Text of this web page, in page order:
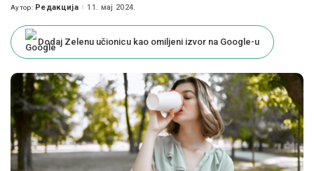
Posted
Аутор: Редакција 11. мај 2024.
Dodaj Zelenu učionicu kao omiljeni izvor na Google-u